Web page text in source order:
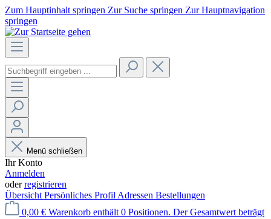
Zum Hauptinhalt springen Zur Suche springen Zur Hauptnavigation
springen
Menü schließen
Ihr Konto
Anmelden
oderregistrieren
Übersicht Persönliches Profil Adressen Bestellungen
0,00 € Warenkorb enthält 0 Positionen. Der Gesamtwert beträgt